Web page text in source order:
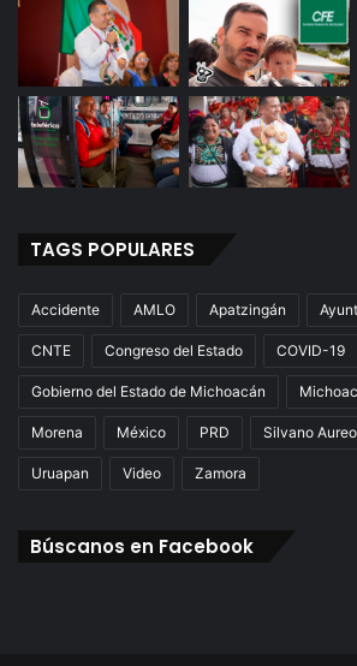
TAGS POPULARES
Accidente AMLO Apatzingán
CNTE Congreso del Estado COVID-19
Gobierno del Estado de Michoacán
Morena México PRD Silvano
Uruapan Video Zamora
Búscanos en Facebook